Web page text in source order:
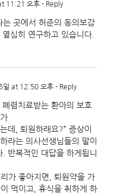
11:21 오후 - Reply
곳에서 허준의 동의보감
심히 연구하고 있습니다.
일 at 12:50 오후 - Reply
렴치료받는 환아의 보호
데, 퇴원하래요?” 증상이
라는 의사선생님들의 말이
반복적인 대답을 하게됩니
가 좋아지면, 퇴원약을 가
먹이고, 휴식을 취하게 하